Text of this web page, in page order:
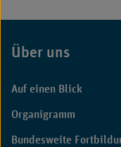
Fußbereich
Über uns
Auf einen Blick
Organigramm
Bundesweite